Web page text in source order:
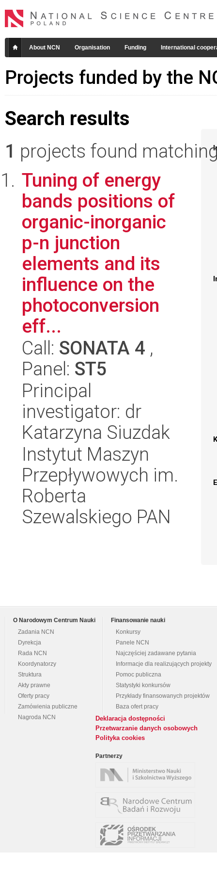
About NCN Organisation Funding International
Projects funded by the
Search results
1 projects found
Tuning of energy
bands positions of
organic-inorganic
p-n junction
elements and its
influence on the
photoconversion
eff...
Call: SONATA 4 ,
Panel: ST5
Principal
investigator: dr
Katarzyna Siuzdak
Instytut Maszyn
Przepływowych im.
Roberta
Szewalskiego PAN
O Narodowym Centrum Nauki
Zadania NCN
Dyrekcja
Rada NCN
Koordynatorzy
Struktura
Akty prawne
Oferty pracy
Zamówienia publiczne
Nagroda NCN
Finansowanie nauki
Konkursy
Panele NCN
Najczęściej zadawane pytania
Informacje dla realizujących projekty
Pomoc publiczna
Statystyki konkursów
Przykłady finansowanych projektów
Baza ofert pracy
Deklaracja dostępności
Przetwarzanie danych osobowych
Polityka cookies
Partnerzy